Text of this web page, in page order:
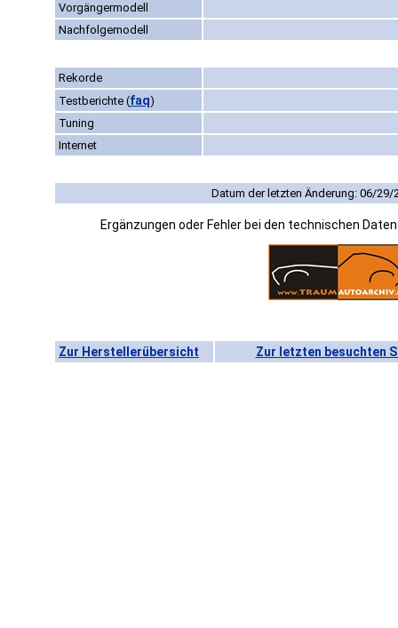
Vorgängermodell
Nachfolgemodell
Rekorde
Testberichte (faq)
Tuning
Internet
Datum der letzten Änderung: 06/29/
Ergänzungen oder Fehler bei den technischen
Zur Herstellerübersicht Zur letzten besuchten